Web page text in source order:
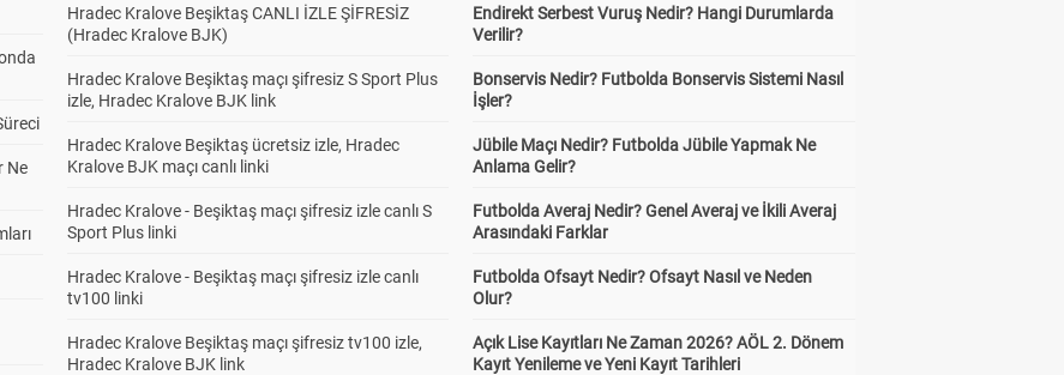
Ne
Hradec Kralove Beşiktaş CANLI İZLE ŞİFRESİZ
(Hradec Kralove BJK)
Hradec Kralove Beşiktaş maçı şifresiz S Sport Plus
izle, Hradec Kralove BJK link
Hradec Kralove Beşiktaş ücretsiz izle, Hradec
Kralove BJK maçı canlı linki
Hradec Kralove - Beşiktaş maçı şifresiz izle canlı S
Sport Plus linki
Hradec Kralove - Beşiktaş maçı şifresiz izle canlı
tv100 linki
Hradec Kralove Beşiktaş maçı şifresiz tv100 izle,
Hradec Kralove BJK link
Endirekt Serbest Vuruş Nedir? Hangi Durumlarda
Verilir?
Bonservis Nedir? Futbolda Bonservis Sistemi Nasıl
İşler?
Jübile Maçı Nedir? Futbolda Jübile Yapmak Ne
Anlama Gelir?
Futbolda Averaj Nedir? Genel Averaj ve İkili Averaj
Arasındaki Farklar
Futbolda Ofsayt Nedir? Ofsayt Nasıl ve Neden
Olur?
Açık Lise Kayıtları Ne Zaman 2026? AÖL 2. Dönem
Kayıt Yenileme ve Yeni Kayıt Tarihleri